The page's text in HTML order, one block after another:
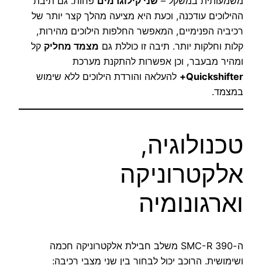
ההילוכים עודכנה, וכעת היא מציעה מהלך קצר יותר של
רכיביה הפנימיים, המאפשר החלפות הילוכים מהירות,
קלות וחלקות יותר. תיבה זו כוללת גם מצמד מחליק קל
ומהיר מבעבר, וכן אפשרות להתקנת מערכת
Quickshifter+
להעלאה והורדת הילוכים ללא שימוש
במצמד.
טכנולוגיה,
אלקטרוניקה
וארגונומיה
ה-390 SMC-R משלב חבילת אלקטרוניקה חכמה
ושימושית. הרוכב יכול לבחור בין שני מצבי רכיבה: